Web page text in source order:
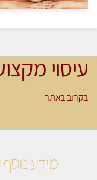
עיסוי
בקרוב באתר
מידע נוסף